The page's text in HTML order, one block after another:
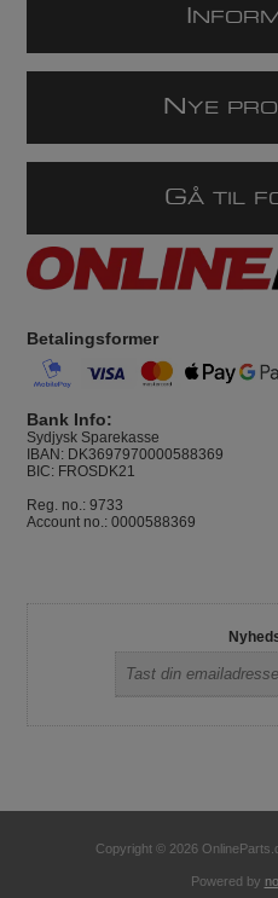
N YE
GÅ TIL
Betalingsformer
Bank Info:
Sydjysk Sparekasse
IBAN: DK3697970000588369
BIC: FROSDK21
Reg. no.: 9733
Account no.: 0000588369
Copyright © 2026
Powered by